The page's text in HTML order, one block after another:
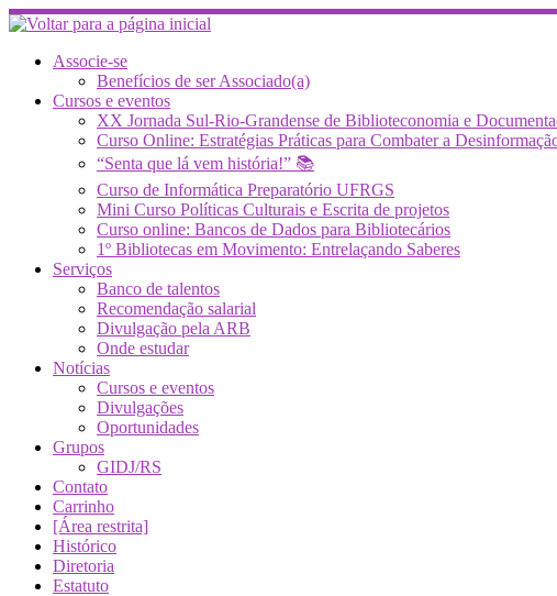
Skip
to
contentAssocie-se
Benefícios de ser Associado(a)
Cursos e eventos
XX Jornada Sul-Rio-Grandense de Biblioteconomia e
Curso Online: Estratégias Práticas para Combater a
“Senta que lá vem história!” 📚
Curso de Informática Preparatório UFRGS
Mini Curso Políticas Culturais e Escrita de projetos
Curso online: Bancos de Dados para Bibliotecários
1º Bibliotecas em Movimento: Entrelaçando Saberes
Serviços
Banco de talentos
Recomendação salarial
Divulgação pela ARB
Onde estudar
Notícias
Cursos e eventos
Divulgações
Oportunidades
Grupos
GIDJ/RS
Contato
Carrinho
[Área restrita]
Histórico
Diretoria
Estatuto